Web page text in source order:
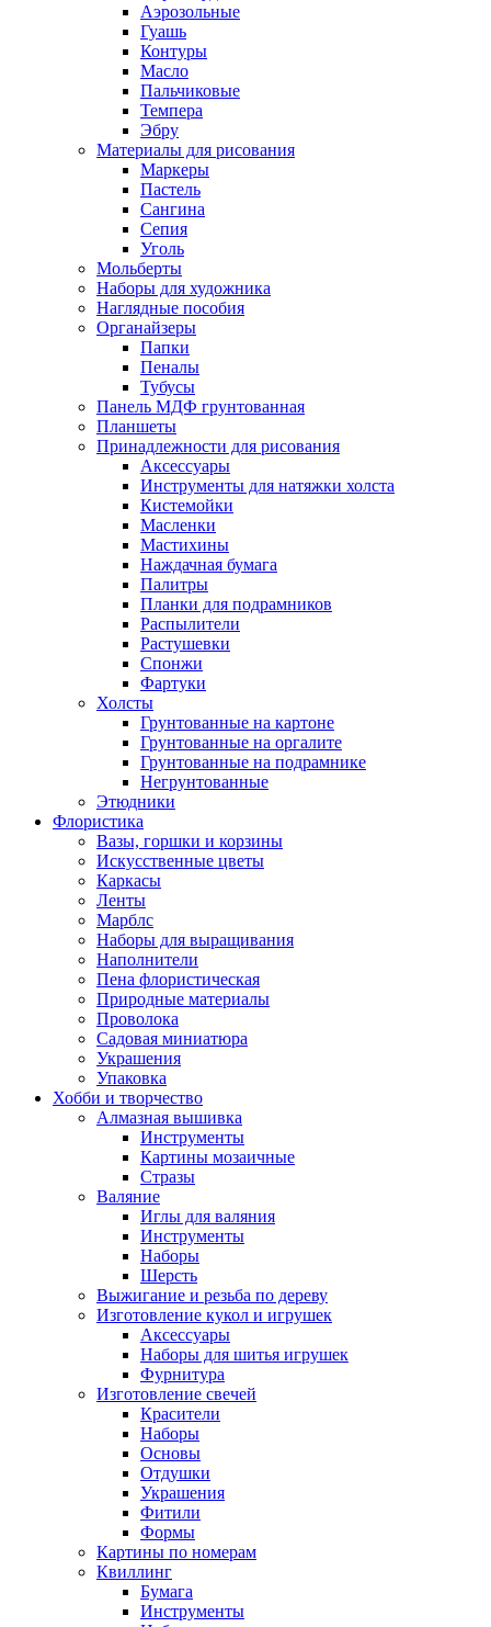
Аэрозольные
Гуашь
Контуры
Масло
Пальчиковые
Темпера
Эбру
Материалы для рисования
Маркеры
Пастель
Сангина
Сепия
Уголь
Мольберты
Наборы для художника
Наглядные пособия
Органайзеры
Папки
Пеналы
Тубусы
Панель МДФ грунтованная
Планшеты
Принадлежности для рисования
Аксессуары
Инструменты для натяжки холста
Кистемойки
Масленки
Мастихины
Наждачная бумага
Палитры
Планки для подрамников
Распылители
Растушевки
Спонжи
Фартуки
Холсты
Грунтованные на картоне
Грунтованные на оргалите
Грунтованные на подрамнике
Негрунтованные
Этюдники
Флористика
Вазы, горшки и корзины
Искусственные цветы
Каркасы
Ленты
Марблс
Наборы для выращивания
Наполнители
Пена флористическая
Природные материалы
Проволока
Садовая миниатюра
Украшения
Упаковка
Хобби и творчество
Алмазная вышивка
Инструменты
Картины мозаичные
Стразы
Валяние
Иглы для валяния
Инструменты
Наборы
Шерсть
Выжигание и резьба по дереву
Изготовление кукол и игрушек
Аксессуары
Наборы для шитья игрушек
Фурнитура
Изготовление свечей
Красители
Наборы
Основы
Отдушки
Украшения
Фитили
Формы
Картины по номерам
Квиллинг
Бумага
Инструменты